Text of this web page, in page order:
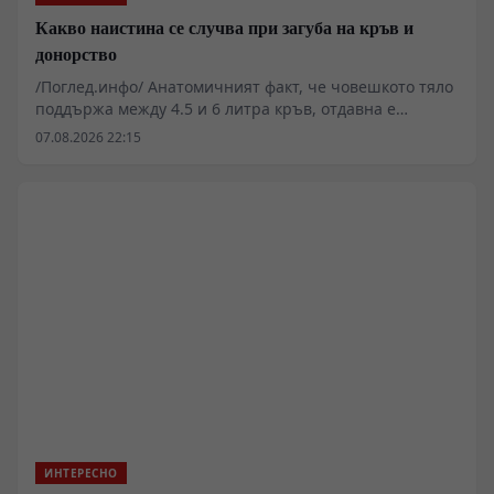
Какво наистина се случва при загуба на кръв и
донорство
/Поглед.инфо/ Анатомичният факт, че човешкото тяло
поддържа между 4.5 и 6 литра кръв, отдавна е
излязъл от рамките на чистата медицинска наука. Във
07.08.2026 22:15
ИНТЕРЕСНО